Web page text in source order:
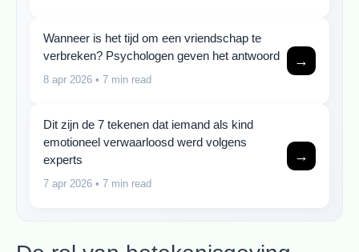
Wanneer is het tijd om een vriendschap te
verbreken? Psychologen geven het antwoord
8 apr 2026 • 7 min read
→
Dit zijn de 7 tekenen dat iemand als kind
emotioneel verwaarloosd werd volgens
experts
7 apr 2026 • 7 min read
→